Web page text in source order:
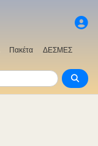
Πακέτα
ΔΕΣΜΕΣ